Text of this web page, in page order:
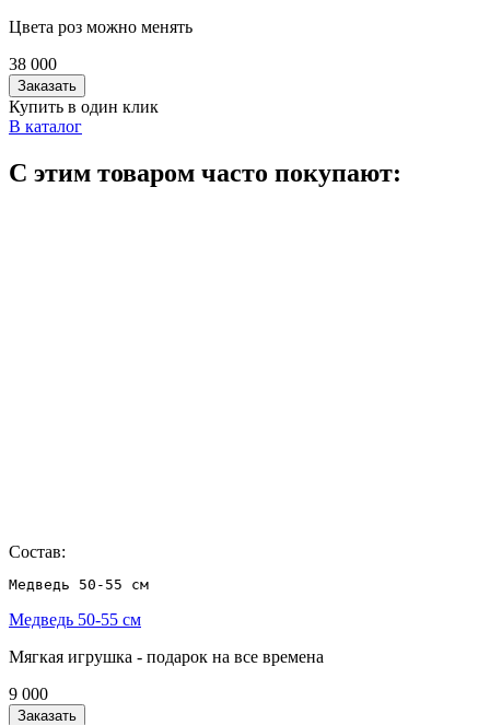
Цвета роз можно менять
38 000
Заказать
Купить в один клик
В каталог
С этим товаром часто покупают:
Состав:
Медведь 50-55 см
Медведь 50-55 см
Мягкая игрушка - подарок на все времена
9 000
Заказать